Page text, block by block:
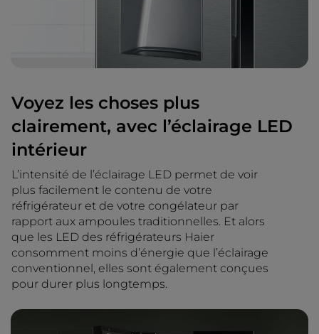
Voyez les choses plus
clairement, avec l’éclairage LED
intérieur
L’intensité de l’éclairage LED permet de voir
plus facilement le contenu de votre
réfrigérateur et de votre congélateur par
rapport aux ampoules traditionnelles. Et alors
que les LED des réfrigérateurs Haier
consomment moins d’énergie que l’éclairage
conventionnel, elles sont également conçues
pour durer plus longtemps.